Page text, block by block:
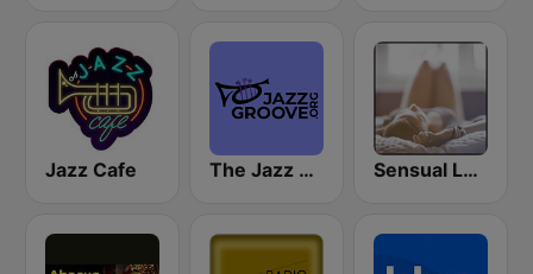
Jazz Cafe The Jazz Groove (Mix #1) Sensual Lounge